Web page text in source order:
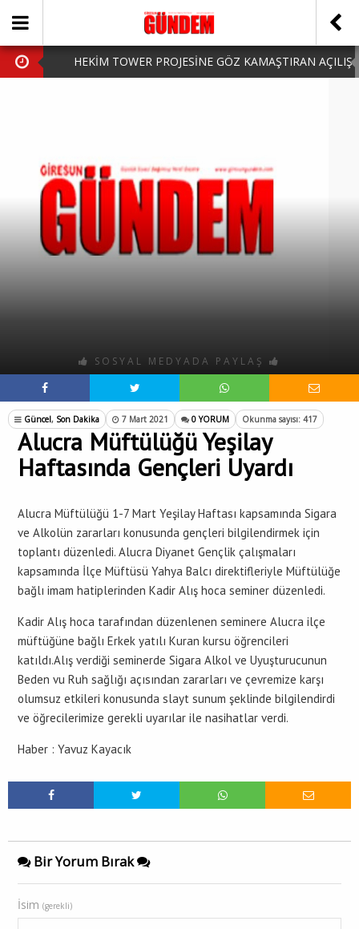
HEKİM TOWER PROJESİNE GÖZ KAMAŞTIRAN AÇILIŞ
HARUN CİCİ: VİDEOYU GÖRÜNCE GÖZLERİM DOLDU
SOSYAL MEDYADA PAYLAŞ
Güncel, Son Dakika 7 Mart 2021 0 YORUM Okunma sayısı: 417
Alucra Müftülüğü Yeşilay
Haftasında Gençleri Uyardı
Alucra Müftülüğü 1-7 Mart Yeşilay Haftası kapsamında Sigara
ve Alkolün zararları konusunda gençleri bilgilendirmek için
toplantı düzenledi. Alucra Diyanet Gençlik çalışmaları
kapsamında İlçe Müftüsü Yahya Balcı direktifleriyle Müftülüğe
bağlı imam hatiplerinden Kadir Alış hoca seminer düzenledi.
Kadir Alış hoca tarafından düzenlenen seminere Alucra ilçe
müftüğüne bağlı Erkek yatılı Kuran kursu öğrencileri
katıldı.Alış verdiği seminerde Sigara Alkol ve Uyuşturucunun
Beden vu Ruh sağlığı açısından zararları ve çevremize karşı
olumsuz etkileri konusunda slayt sunum şeklinde bilgilendirdi
ve öğrecilerimize gerekli uyarılar ile nasihatlar verdi.
Haber : Yavuz Kayacık
Bir Yorum Bırak
İsim (gerekli)